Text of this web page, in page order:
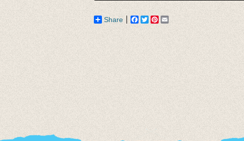
Share Facebook
TwitterPinterest